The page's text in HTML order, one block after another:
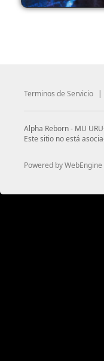
Terminos de Servicio |
Alpha Reborn - MU
Este sitio no está
Powered by WebEngine